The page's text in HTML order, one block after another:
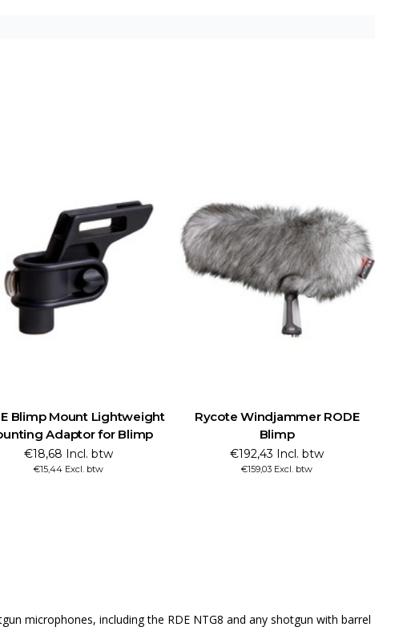
Blimp Mount Lightweight
Adaptor for Blimp
€18,68 Incl. btw
€15,44 Excl. btw
Rycote Windjammer RODE
Blimp
€192,43 Incl. btw
€159,03 Excl. btw
microphones, including the RDE NTG8 and any shotgun with barrel